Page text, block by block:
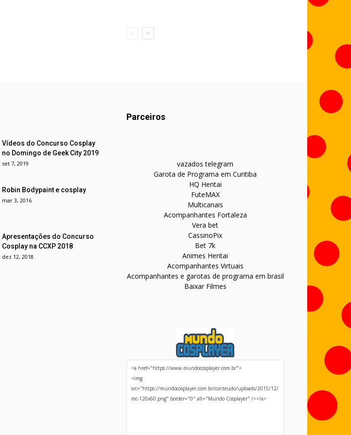
Vídeos do Concurso Cosplay
no Domingo de Geek City 2019
set 7, 2019
Robin Bodypaint e cosplay
mar 3, 2016
Apresentações do Concurso
Cosplay na CCXP 2018
dez 12, 2018
Parceiros
vazados telegram
Garota de Programa em Curitiba
HQ Hentai
FuteMAX
Multicanais
Acompanhantes Fortaleza
Vera bet
CassinoPix
Bet 7k
Animes Hentai
Acompanhantes Virtuais
Acompanhantes e garotas de programa em brasil
Baixar Filmes